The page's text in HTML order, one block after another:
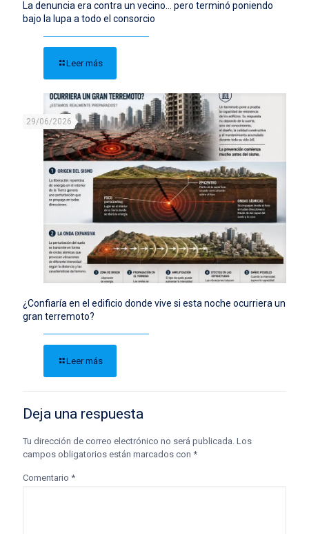
La denuncia era contra un vecino… pero terminó poniendo
bajo la lupa a todo el consorcio
Leer más
29/06/2026
¿Confiaría en el edificio donde vive si esta noche ocurriera un
gran terremoto?
Leer más
Deja una respuesta
Tu dirección de correo electrónico no será publicada. Los
campos obligatorios están marcados con *
Comentario *